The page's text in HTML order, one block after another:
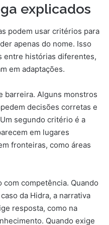
explicados
podem usar critérios para
apenas do nome. Isso
entre histórias diferentes,
em adaptações.
barreira. Alguns monstros
decisões corretas e
segundo critério é a
em lugares
fronteiras, como áreas
competência. Quando
da Hidra, a narrativa
resposta, como na
Quando exige